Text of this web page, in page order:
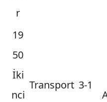
r
19
50
İki
nci
Transport 3-1